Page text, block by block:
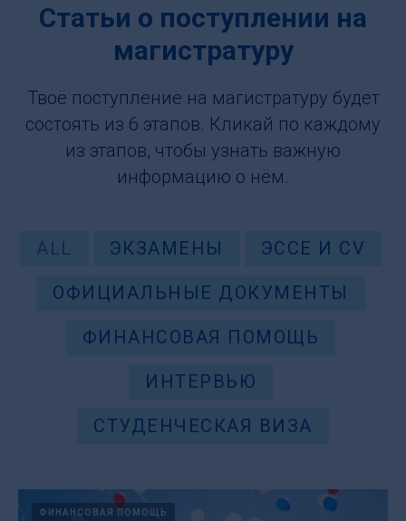
Статьи о поступлении на
магистратуру
Твоё поступление на магистратуру будет
состоять из 6 этапов. Кликай по каждому
из этапов, чтобы узнать важную
информацию о нём.
ALL ЭКЗАМЕНЫ ЭССЕ И CV
ОФИЦИАЛЬНЫЕ ДОКУМЕНТЫ
ФИНАНСОВАЯ ПОМОЩЬ
ИНТЕРВЬЮ
СТУДЕНЧЕСКАЯ ВИЗА
ФИНАНСОВАЯ ПОМОЩЬ